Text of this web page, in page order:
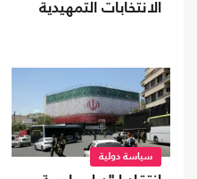
الانتخابات التمهيدية
سياسة دولية